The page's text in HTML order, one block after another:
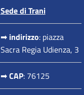
Sede di Trani
➡ indirizzo: piazza
Sacra Regia Udienza, 3
➡CAP: 76125